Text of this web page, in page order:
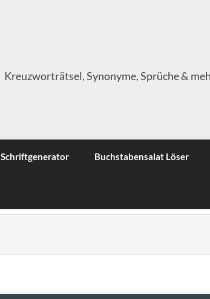
Kreuzworträtsel, Synonyme, Sprüche &
Schriftgenerator Buchstabensalat Löser